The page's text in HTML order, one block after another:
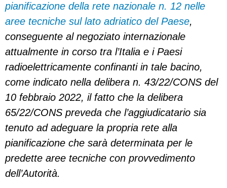
pianificazione della rete nazionale n. 12 nelle
aree tecniche sul lato adriatico del Paese,
conseguente al negoziato internazionale
attualmente in corso tra l’Italia e i Paesi
radioelettricamente confinanti in tale bacino,
come indicato nella delibera n. 43/22/CONS del
10 febbraio 2022, il fatto che la delibera
65/22/CONS preveda che l’aggiudicatario sia
tenuto ad adeguare la propria rete alla
pianificazione che sarà determinata per le
predette aree tecniche con provvedimento
dell’Autorità.